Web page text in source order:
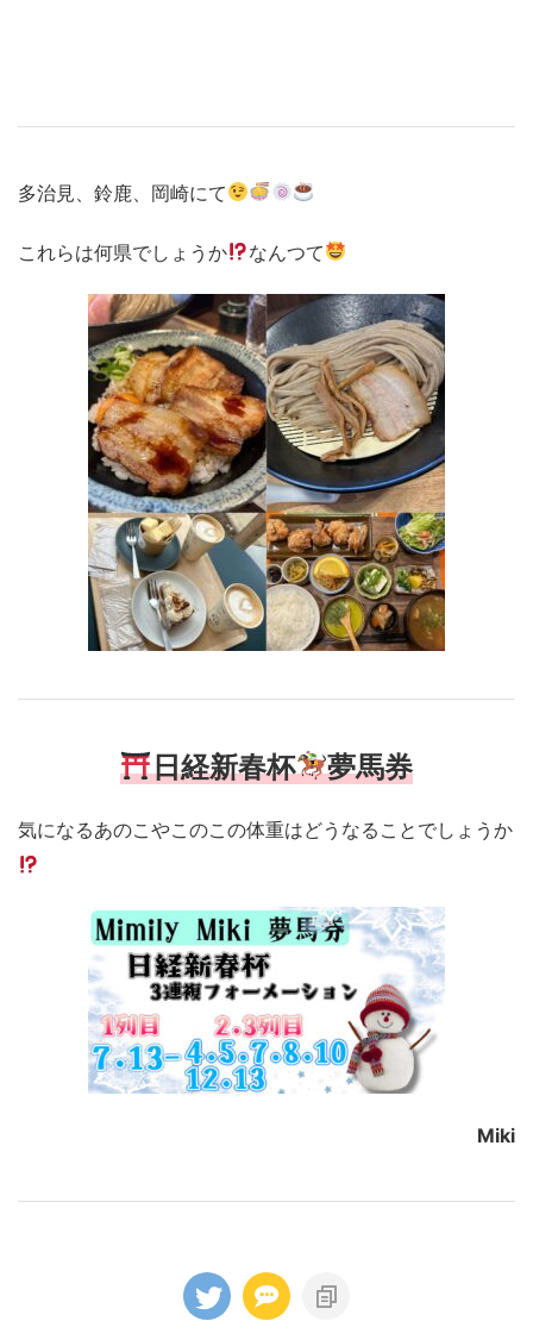
多治見、鈴鹿、岡崎にて
これらは何県でしょうか なんつて
日経新春杯 夢馬券
気になるあのこやこのこの体重はどうなることでしょうか
Miki